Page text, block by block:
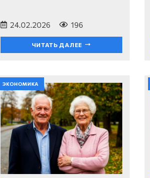
24.02.2026 196
ЧИТАТЬ ДАЛЕЕ
ЭКОНОМИКА